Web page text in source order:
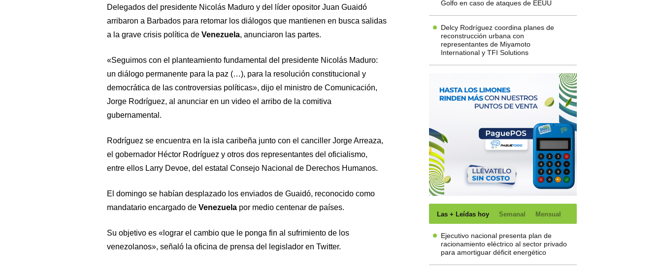
Delegados del presidente Nicolás Maduro y del líder opositor Juan Guaidó
arribaron a Barbados para retomar los diálogos que mantienen en busca salidas
a la grave crisis política de Venezuela, anunciaron las partes.
«Seguimos con el planteamiento fundamental del presidente Nicolás Maduro:
un diálogo permanente para la paz (…), para la resolución constitucional y
democrática de las controversias políticas», dijo el ministro de Comunicación,
Jorge Rodríguez, al anunciar en un video el arribo de la comitiva
gubernamental.
Rodríguez se encuentra en la isla caribeña junto con el canciller Jorge Arreaza,
el gobernador Héctor Rodríguez y otros dos representantes del oficialismo,
entre ellos Larry Devoe, del estatal Consejo Nacional de Derechos Humanos.
El domingo se habían desplazado los enviados de Guaidó, reconocido como
mandatario encargado de Venezuelapor medio centenar de países.
Su objetivo es «lograr el cambio que le ponga fin al sufrimiento de los
venezolanos», señaló la oficina de prensa del legislador en Twitter.
Golfo en caso de ataques de EEUU
Delcy Rodríguez coordina planes de
reconstrucción urbana con
representantes de Miyamoto
International y TFI Solutions
Las + Leídas hoy Semanal Mensual
Ejecutivo nacional presenta plan de
racionamiento eléctrico al sector privado
para amortiguar déficit energético